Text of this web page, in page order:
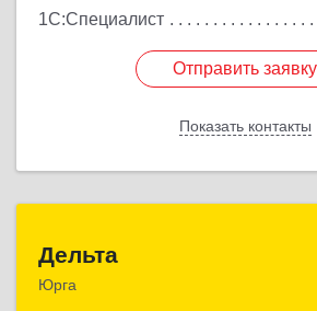
1С:Специалист
Отправить заявку
Показать контакты
Отправить заявку
Назад
Дельта
Юрга
652050, Кемеровская область -